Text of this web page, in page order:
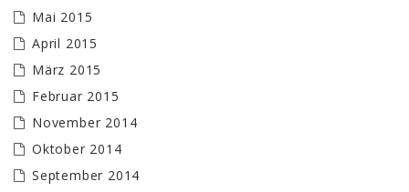
Mai 2015
April 2015
März 2015
Februar 2015
November 2014
Oktober 2014
September 2014